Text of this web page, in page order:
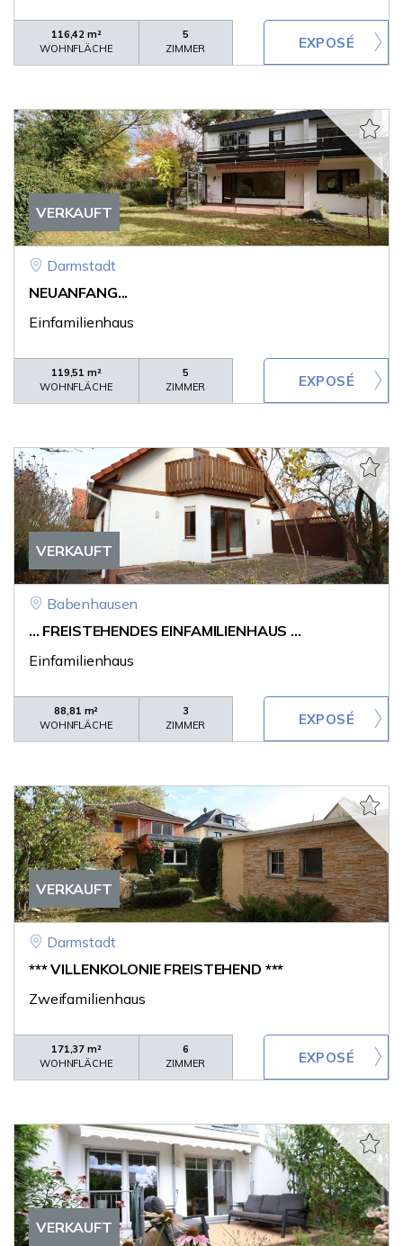
116,42 m²
WOHNFLÄCHE
5
ZIMMER
VERKAUFT
Darmstadt
NEUANFANG...
Einfamilienhaus
119,51 m²
WOHNFLÄCHE
5
ZIMMER
VERKAUFT
Babenhausen
... FREISTEHENDES EINFAMILIENHAUS ...
Einfamilienhaus
88,81 m²
WOHNFLÄCHE
3
ZIMMER
VERKAUFT
Darmstadt
*** VILLENKOLONIE FREISTEHEND ***
Zweifamilienhaus
171,37 m²
WOHNFLÄCHE
6
ZIMMER
VERKAUFT